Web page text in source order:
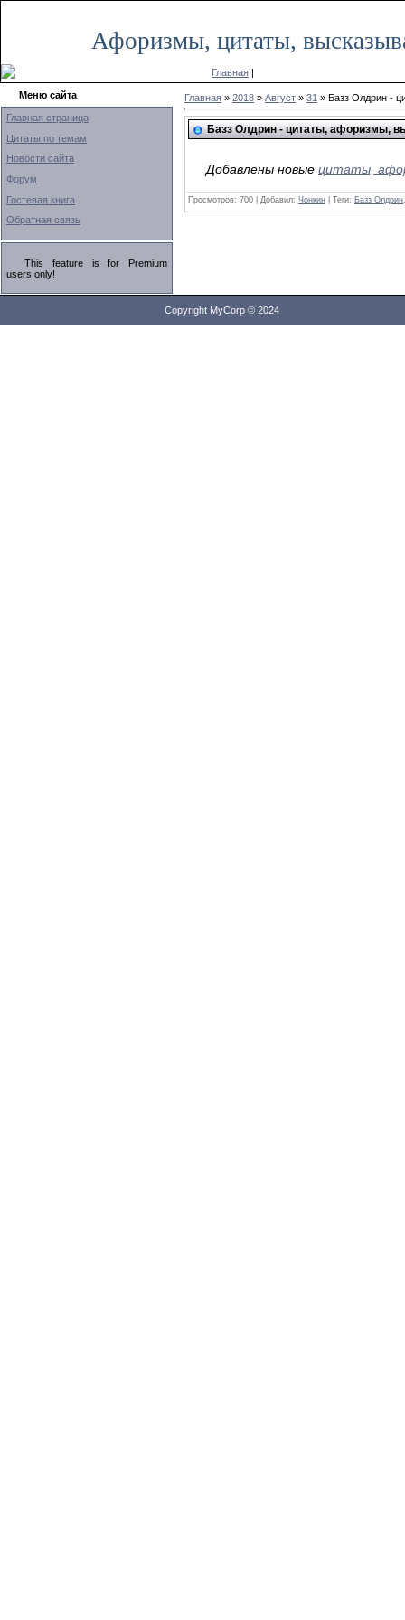
Афоризмы, цитаты,
Главная |
Меню сайта
Главная страница
Цитаты по темам
Новости сайта
Форум
Гостевая книга
Обратная связь
This feature is for Premium
users only!
Главная » 2018 » Август » 31 » Базз Олдрин -
Базз Олдрин - цитаты, афоризмы,
Добавлены новые цитаты,
Просмотров: 700 | Добавил: Чонкин | Теги: Базз Олдрин
Copyright MyCorp © 2024